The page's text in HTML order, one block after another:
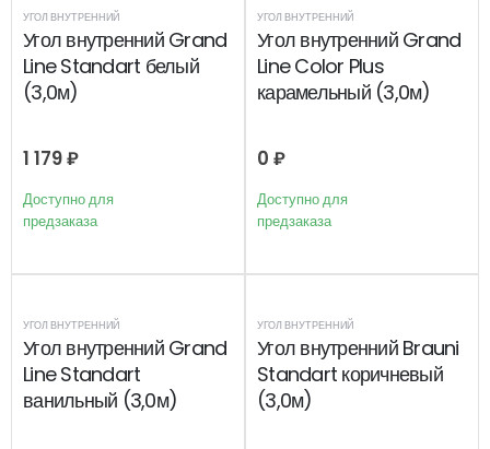
УГОЛ ВНУТРЕННИЙ
Угол внутренний Grand
Line Standart белый
(3,0м)
1 179₽
Доступно для
предзаказа
УГОЛ ВНУТРЕННИЙ
Угол внутренний Grand
Line Color Plus
карамельный (3,0м)
0 ₽
Доступно для
предзаказа
УГОЛ ВНУТРЕННИЙ
Угол внутренний Grand
Line Standart
ванильный (3,0м)
УГОЛ ВНУТРЕННИЙ
Угол внутренний Brauni
Standart коричневый
(3,0м)